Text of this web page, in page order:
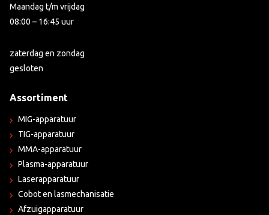
Maandag t/m vrijdag
08:00 – 16:45 uur
zaterdag en zondag
gesloten
Assortiment
MIG-apparatuur
TIG-apparatuur
MMA-apparatuur
Plasma-apparatuur
Laserapparatuur
Cobot en lasmechanisatie
Afzuigapparatuur